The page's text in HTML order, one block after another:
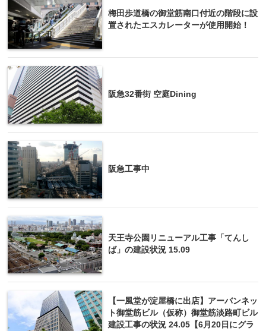
梅田歩道橋の御堂筋南口付近の階段に設
置されたエスカレーターが使用開始！
阪急32番街 空庭Dining
阪急工事中
天王寺公園リニューアル工事「てんし
ば」の建設状況 15.09
【一風堂が淀屋橋に出店】アーバンネッ
ト御堂筋ビル（仮称）御堂筋淡路町ビル
建設工事の状況 24.05【6月20日にグラ